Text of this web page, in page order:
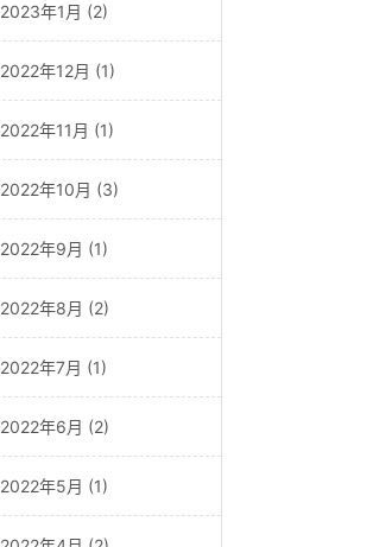
2023年1月 (2)
2022年12月 (1)
2022年11月 (1)
2022年10月 (3)
2022年9月 (1)
2022年8月 (2)
2022年7月 (1)
2022年6月 (2)
2022年5月 (1)